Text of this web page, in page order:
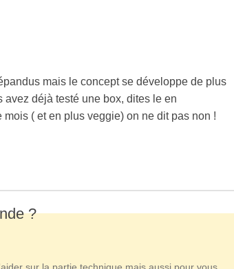
mais le concept se développe de plus
déjà testé une box, dites le en
( et en plus veggie) on ne dit pas non !
?